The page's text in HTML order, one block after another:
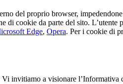
del proprio browser,
di cookie da parte del sito.
Edge, Opera. Per i cookie di
Vi invitiamo a visionare l’Informativa